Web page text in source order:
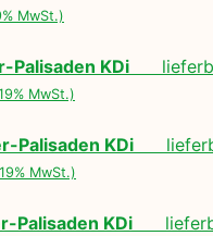
MwSt.)
Palisaden KDi
MwSt.)
Palisaden KDi
MwSt.)
Palisaden KDi